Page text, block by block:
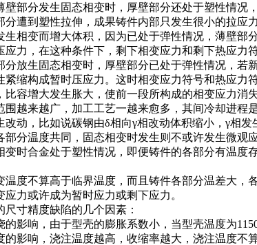
分发生固态相变时，厚壁部分还处于塑性情况
分遭到塑性拉伸，成果铸件内部只发生很小的拉应
生相变而增大体积，因为已处于弹性情况，薄壁部
应力，在这种条件下，剩下相变应力和剩下热应力
生固态相变时，厚壁部分已处于弹性情况，若
紧缩构成暂时压应力。这时相变应力符号和热应力
比容增大发生胀大，使前一段所构成的相变应力消失
来越广，加工工艺一越来愈多，其间冷却进程
改动，比如说碳钢由δ相向γ相改动体积缩小，γ相发
温度共同，固态相变时发生则不或许发生微观
变时合金处于塑性情况，即便铸件的各部分有温度
不算高于临界温度，而且铸件各部分温差大，
力或许成为暂时应力或剩下应力。
寸精度缺陷的几个因素：
响，由于型壳的膨胀系数小，当型壳温度为
响，浇注温度越高，收缩率越大，浇注温度不算